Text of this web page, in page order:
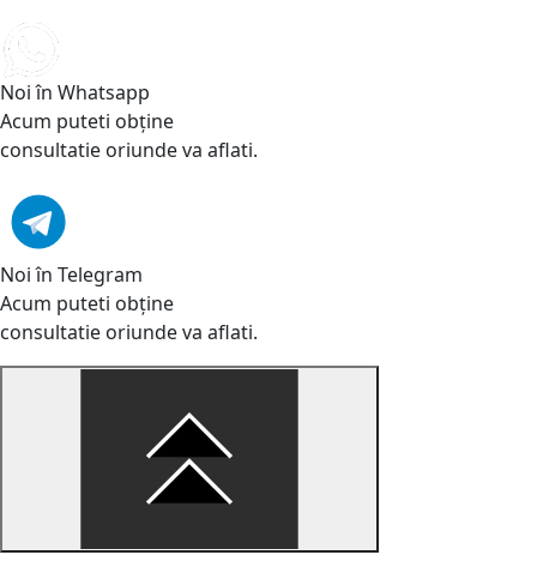
Noi în Whatsapp
Acum puteti obține
consultatie oriunde va aflati.
Noi în Telegram
Acum puteti obține
consultatie oriunde va aflati.